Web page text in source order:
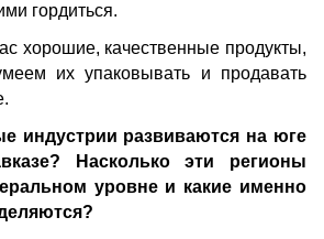
гордиться.
хорошие, качественные продукты,
их упаковывать и продавать
индустрии развиваются на юге
Насколько эти регионы
уровне и какие именно